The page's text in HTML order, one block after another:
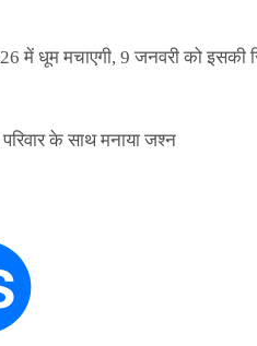
में धूम मचाएगी, 9 जनवरी को इसकी
के साथ मनाया जश्न